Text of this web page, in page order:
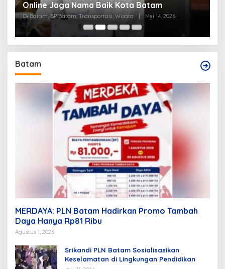
Online Jaga Nama Baik Kota Batam
Di Batam, BP Batam, Transportasi, Wisata | Mei 14, 2026
Batam
MERDAYA: PLN Batam Hadirkan Promo Tambah
Daya Hanya Rp81 Ribu
Agustus 1, 2026
Srikandi PLN Batam Sosialisasikan
Keselamatan di Lingkungan Pendidikan